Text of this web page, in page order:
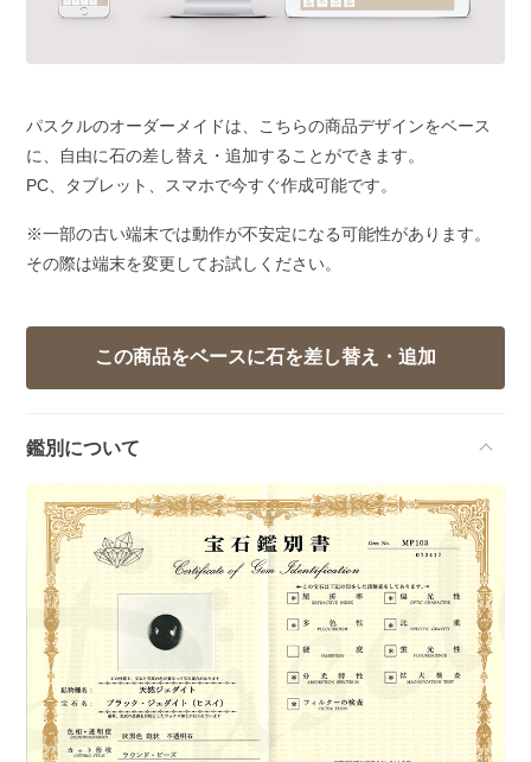
パスクルのオーダーメイドは、こちらの商品デザインをベース
に、自由に石の差し替え・追加することができます。
PC、タブレット、スマホで今すぐ作成可能です。
※一部の古い端末では動作が不安定になる可能性があります。
その際は端末を変更してお試しください。
鑑別について